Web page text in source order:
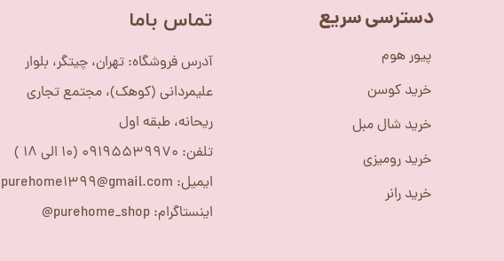
پیور هوم
خرید کوسن
خرید شال مبل
خرید رومیزی
خرید رانر
دسترسی سریع ​تماس باما
آدرس فروشگاه: تهران، چیتگر، بلوار
علیمردانی (کوهک)، مجتمع تجاری
ریحانه، طبقه اول
تلفن: 09195539970 (10 الی 18 )
ایمیل: purehome1399@gmail.com
اینستاگرام: purehome_shop@